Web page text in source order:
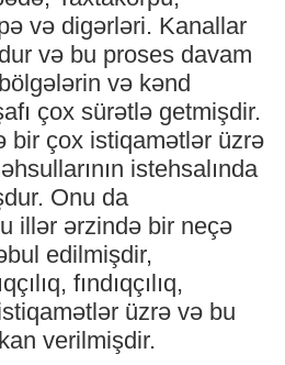
və digərləri. Kanallar
və bu proses davam
və kənd
çox sürətlə getmişdir.
bir çox istiqamətlər üzrə
istehsalında
Onu da
illər ərzində bir neçə
edilmişdir,
fındıqçılıq,
üzrə və bu
verilmişdir.